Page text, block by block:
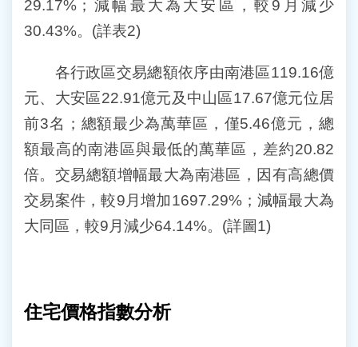
29.17%；減幅最大為大安區，較9月減少
30.43%。(詳表2)
各行政區交易總額依序由南港區119.16億
元、大安區22.91億元及中山區17.67億元位居
前3名；總額最少為萬華區，僅5.46億元，總
額最高的南港區與最低的萬華區，差約20.82
倍。交易總額增幅最大為南港區，因有高總價
交易案件，較9月增加1697.29%；減幅最大為
大同區，較9月減少64.14%。(詳圖1)
住宅價格指數分析